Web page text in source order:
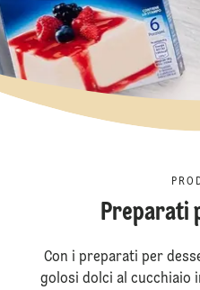
Preparati
Con i preparati per
golosi dolci al cucchiaio